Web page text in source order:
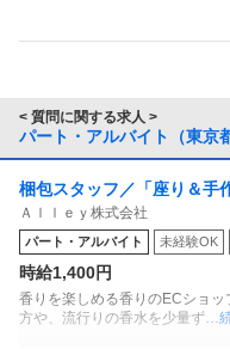
< 質問に関する求人 >
パート・アルバイト（東京
梱包スタッフ／「座り＆手
副業OK 週1日からOK 1日1
Ａｌｌｅｙ株式会社
パート・アルバイト 未経験OK
時給1,400円
香りを楽しめる香りのECショ
方や、流行りの香水を少量ず…